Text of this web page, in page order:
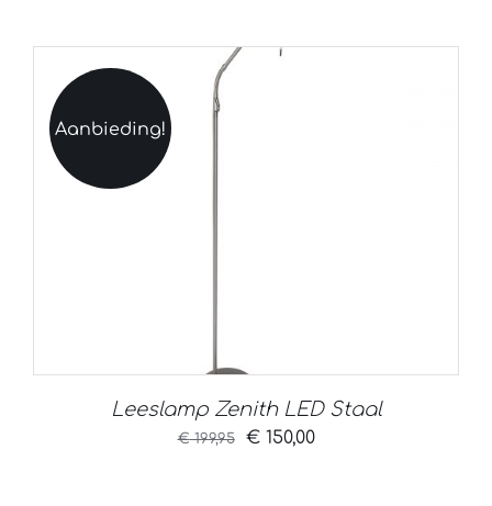
Aanbieding!
Leeslamp Zenith LED Staal
€199,95
Oorspronkelijke
€150,00Huidige